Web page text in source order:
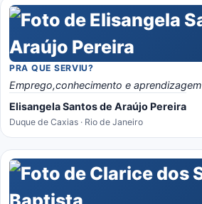
PRA QUE SERVIU?
Emprego,conhecimento e aprendizagem
Elisangela Santos de Araújo Pereira
Duque de Caxias · Rio de Janeiro